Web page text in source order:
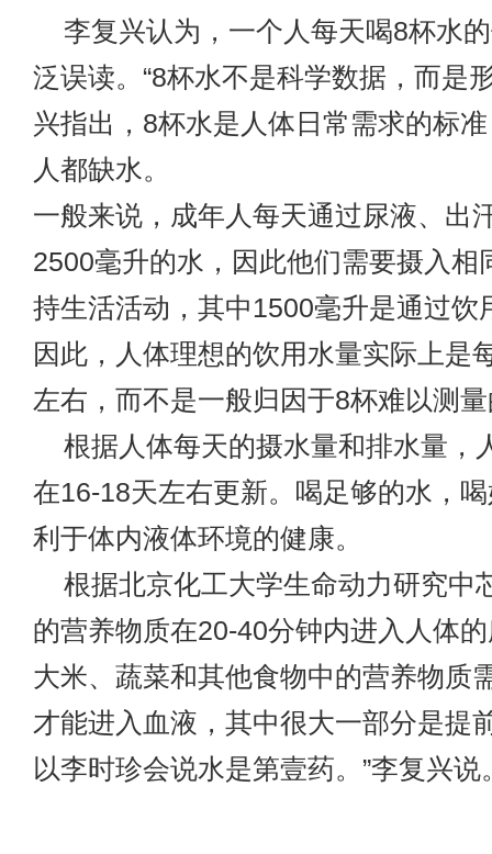
李复兴认为，一个人每天喝8杯水
泛误读。“8杯水不是科学数据，而是
兴指出，8杯水是人体日常需求的标
人都缺水。
一般来说，成年人每天通过尿液、出
2500毫升的水，因此他们需要摄入相
持生活活动，其中1500毫升是通过饮
因此，人体理想的饮用水量实际上是
左右，而不是一般归因于8杯难以测
根据人体每天的摄水量和排水量，
在16-18天左右更新。喝足够的水，
利于体内液体环境的健康。
根据北京化工大学生命动力研究中
的营养物质在20-40分钟内进入人体
大米、蔬菜和其他食物中的营养物质
才能进入血液，其中很大一部分是提
以李时珍会说水是第壹药。”李复兴说